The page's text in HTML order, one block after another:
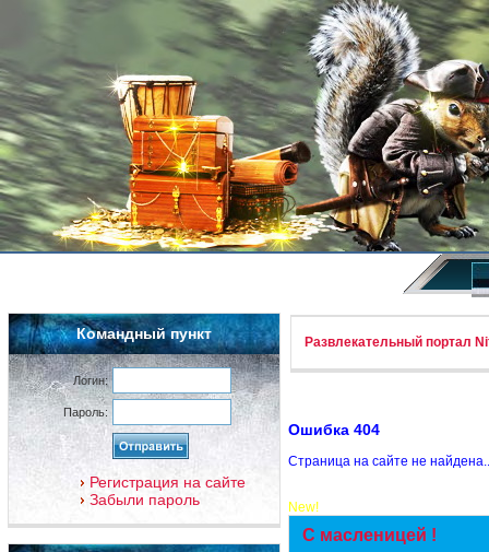
Командный пункт
Логин:
Пароль:
Регистрация на сайте
Забыли пароль
Развлекательный портал
Ошибка 404
Страница на сайте не
New!
С масленицей !